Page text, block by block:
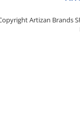
Artizan Brands